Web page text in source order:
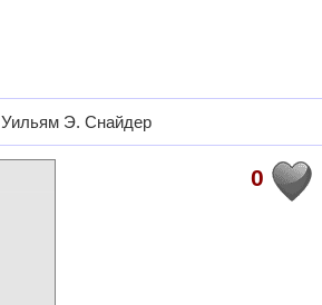
Уильям Э. Снайдер
0